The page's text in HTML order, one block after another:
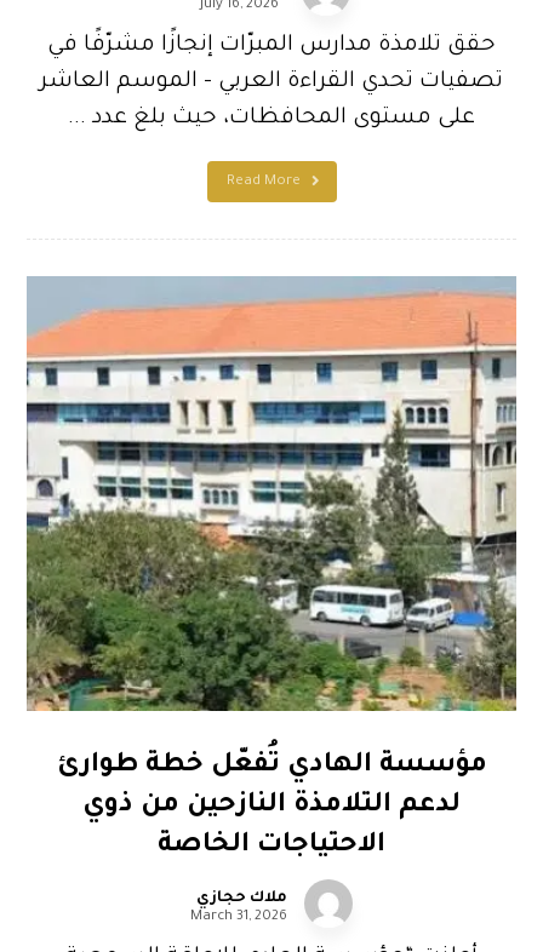
July 16, 2026
حقق تلامذة مدارس المبرّات إنجازًا مشرّفًا في
تصفيات تحدي القراءة العربي – الموسم العاشر
على مستوى المحافظات، حيث بلغ عدد ...
Read More
مؤسسة الهادي تُفعّل خطة طوارئ
لدعم التلامذة النازحين من ذوي
الاحتياجات الخاصة
ملاك حجازي
March 31, 2026